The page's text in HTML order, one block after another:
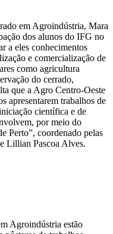
em Agroindústria, Mara
dos alunos do IFG no
a eles conhecimentos
e comercialização de
como agricultura
do cerrado,
que a Agro Centro-Oeste
apresentarem trabalhos de
científica e de
por meio do
Perto”, coordenado pelas
Lillian Pascoa Alves.
Agroindústria estão